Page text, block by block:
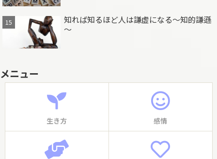
知れば知るほど人は謙虚になる～知的謙遜
～
メニュー
生き方 感情